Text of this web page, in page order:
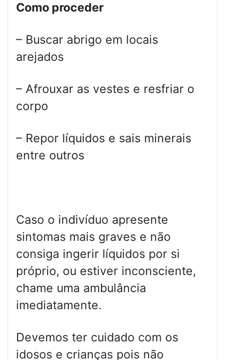
Como proceder
– Buscar abrigo em locais
arejados
– Afrouxar as vestes e resfriar o
corpo
– Repor líquidos e sais minerais
entre outros
Caso o indivíduo apresente
sintomas mais graves e não
consiga ingerir líquidos por si
próprio, ou estiver inconsciente,
chame uma ambulância
imediatamente.
Devemos ter cuidado com os
idosos e crianças pois não